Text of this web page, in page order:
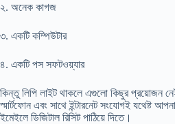
২. অনেক কাগজ
৩. একটি কম্পিউটার
৪. একটি পস সফটওয়্যার
কিন্তু লিপি লাইট থাকলে এগুলো কিছুর প্রয়োজন
স্মার্টফোন এবং সাথে ইন্টারনেট সংযোগই যথেষ্ট
ইমেইলে ডিজিটাল রিসিট পাঠিয়ে দিতে।